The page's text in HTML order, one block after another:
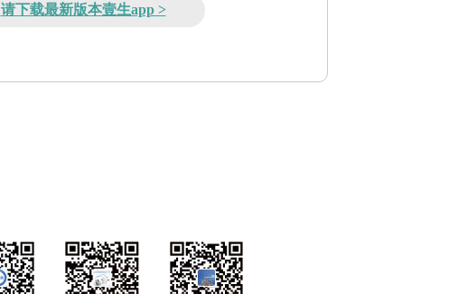
请下载最新版本壹生app >